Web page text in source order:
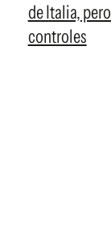
de Italia,
controles